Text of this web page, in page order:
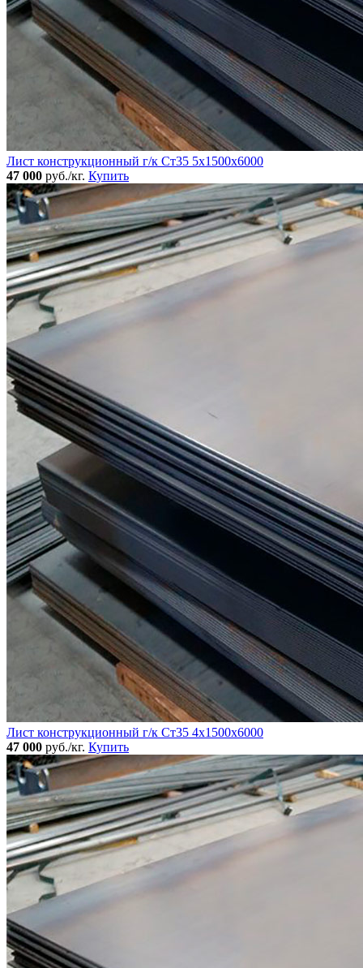
Лист конструкционный г/к Ст35 5х1500х6000
47 000 руб./кг. Купить
Лист конструкционный г/к Ст35 4х1500х6000
47 000 руб./кг. Купить